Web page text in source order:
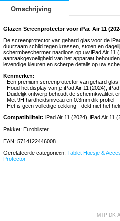
Omschrijving
Glazen Screenprotector voor iPad Air 11
De screenprotector van gehard glas voor de
duurzaam schild tegen krassen, stoten en
schermbeschermer naadloos op uw iPad Air 11
aanraakgevoeligheid van het apparaat
levendige kleuren en scherpe details op uw
Kenmerken:
- Een premium screenprotector van gehard glas
- Houd het display van je iPad Air 11 (2024),
- Duidelijk ontwerp behoudt de schermkwaliteit
- Met 9H hardheidsniveau en 0.3mm dik profiel
- Het is geen volledige dekking - dekt niet het
Compatibiliteit: iPad Air 11 (2024), iPad Air 11
Pakket: Euroblister
EAN: 5714122446008
Gerelateerde categorieën: Tablet Hoesje &
Protector
MTP DK